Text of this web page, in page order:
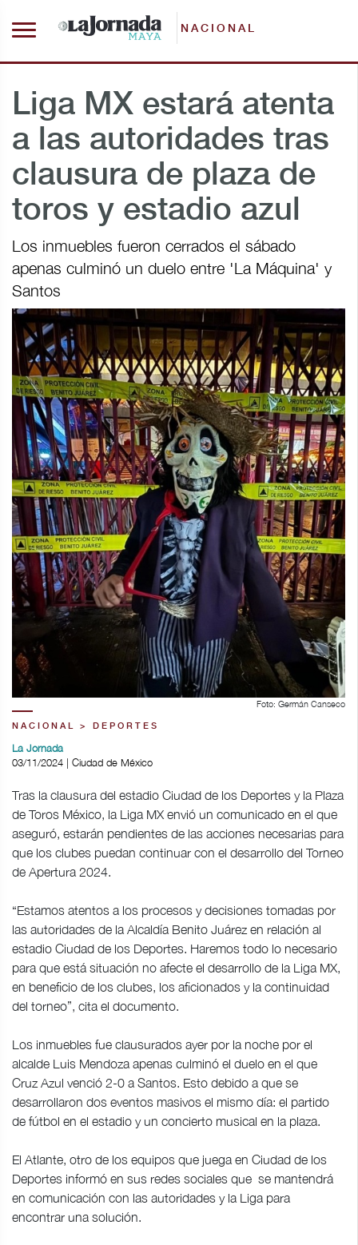
NACIONAL
Liga MX estará atenta
a las autoridades tras
clausura de plaza de
toros y estadio azul
Los inmuebles fueron cerrados el sábado
apenas culminó un duelo entre 'La Máquina' y
Santos
Foto: Germán Canseco
NACIONAL > DEPORTES
La Jornada
03/11/2024 | Ciudad de México
Tras la clausura del estadio Ciudad de los Deportes y la Plaza
de Toros México, la Liga MX envió un comunicado en el que
aseguró, estarán pendientes de las acciones necesarias para
que los clubes puedan continuar con el desarrollo del Torneo
de Apertura 2024.
“Estamos atentos a los procesos y decisiones tomadas por
las autoridades de la Alcaldía Benito Juárez en relación al
estadio Ciudad de los Deportes. Haremos todo lo necesario
para que está situación no afecte el desarrollo de la Liga MX,
en beneficio de los clubes, los aficionados y la continuidad
del torneo”, cita el documento.
Los inmuebles fue clausurados ayer por la noche por el
alcalde Luis Mendoza apenas culminó el duelo en el que
Cruz Azul venció 2-0 a Santos. Esto debido a que se
desarrollaron dos eventos masivos el mismo día: el partido
de fútbol en el estadio y un concierto musical en la plaza.
El Atlante, otro de los equipos que juega en Ciudad de los
Deportes informó en sus redes sociales que se mantendrá
en comunicación con las autoridades y la Liga para
encontrar una solución.